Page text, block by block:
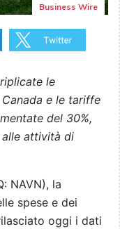
Business Wire
le
e le tariffe
del 30%,
alle attività di
NAVN), la
spese e dei
oggi i dati